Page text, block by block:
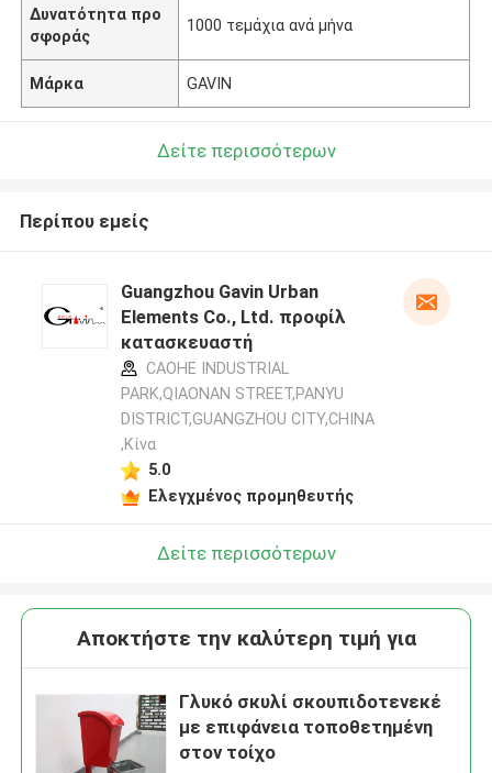
Δυνατότητα προ
σφοράς
1000 τεμάχια ανά μήνα
Μάρκα GAVIN
Δείτε περισσότερων
Περίπου εμείς
Guangzhou Gavin Urban
Elements Co., Ltd. προφίλ
κατασκευαστή
CAOHE INDUSTRIAL
PARK,QIAONAN STREET,PANYU
DISTRICT,GUANGZHOU CITY,CHINA
,Κίνα
5.0
Ελεγχμένος προμηθευτής
Δείτε περισσότερων
Αποκτήστε την καλύτερη τιμή για
Γλυκό σκυλί σκουπιδοτενεκέ
με επιφάνεια τοποθετημένη
στον τοίχο